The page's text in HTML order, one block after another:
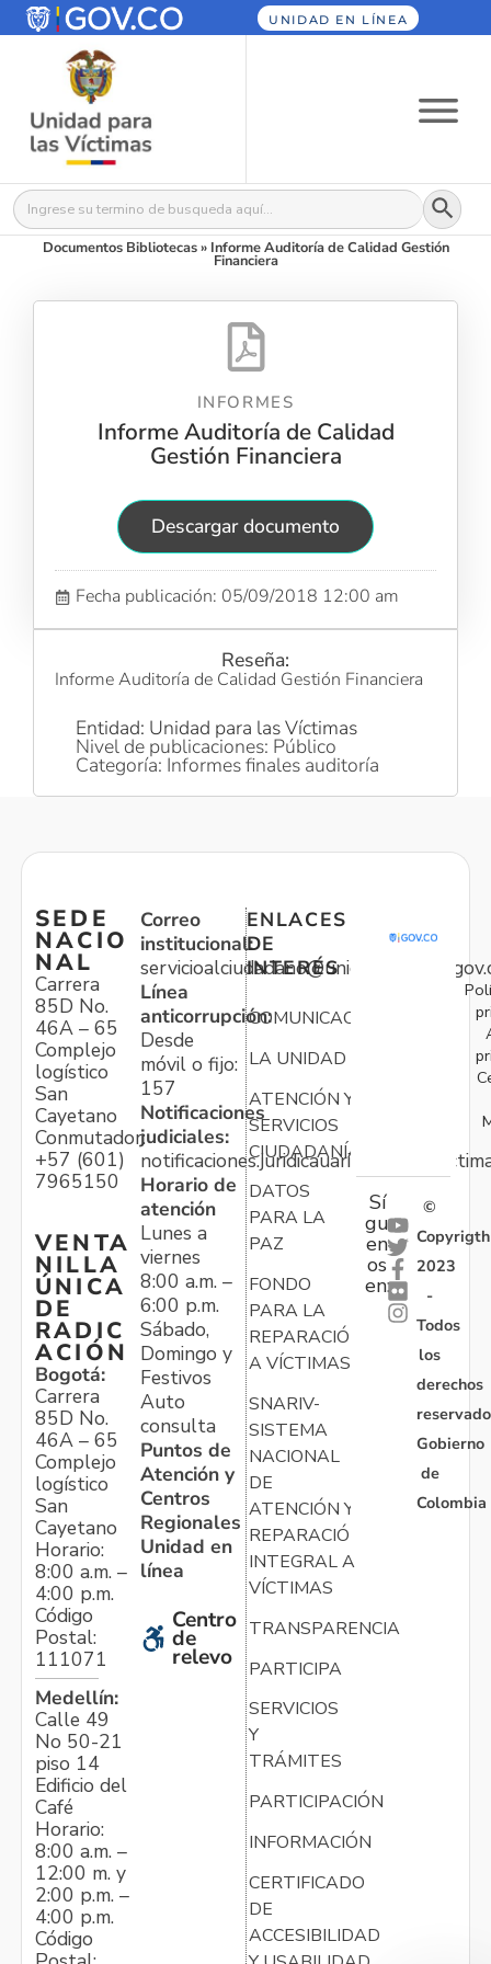
UNIDAD EN LÍNEA
Buscar: Botón
Documentos Bibliotecas» Informe Auditoría de Calidad Gestión
Financiera
INFORMES
Informe Auditoría de Calidad
Gestión Financiera
Descargar documento
Fecha publicación: 05/09/2018 12:00 am
Reseña:
Informe Auditoría de Calidad Gestión Financiera
Entidad: Unidad para las Víctimas
Nivel de publicaciones: Público
Categoría: Informes finales auditoría
SEDE
NACIO
NAL
Carrera
85D No.
46A – 65
Complejo
logístico
San
Cayetano
Conmutador:
+57 (601)
7965150
VENTA
NILLA
ÚNICA
DE
RADIC
ACIÓN
Bogotá:
Carrera
85D No.
46A – 65
Complejo
logístico
San
Cayetano
Horario:
8:00 a.m. –
4:00 p.m.
Código
Postal:
111071
Medellín:
Calle 49
No 50-21
piso 14
Edificio del
Café
Horario:
8:00 a.m. –
12:00 m. y
2:00 p.m. –
4:00 p.m.
Código
Correo
institucional:
Línea
anticorrupción:
Desde
móvil o fijo:
157
Notificaciones
judiciales:
Horario de
atención
Lunes a
viernes
8:00 a.m. –
6:00 p.m.
Sábado,
Domingo y
Festivos
Auto
consulta
Puntos de
Atención y
Centros
Regionales
Unidad en
línea
Centro
de
relevo
ENLACES
DE
INTERÉS
COMUNICACIONES
LA UNIDAD
ATENCIÓN Y
SERVICIOS
CIUDADANÍA
DATOS
PARA LA
PAZ
FONDO
PARA LA
REPARACIÓN
A VÍCTIMAS
SNARIV-
SISTEMA
NACIONAL
DE
ATENCIÓN Y
REPARACIÓN
INTEGRAL A
VÍCTIMAS
TRANSPARENCIA
PARTICIPA
SERVICIOS
Y
TRÁMITES
PARTICIPACIÓN
INFORMACIÓN
CERTIFICADO
DE
ACCESIBILIDAD
Sí
gu
en
os
en:
©
Copyrigth
2023
-
Todos
los
derechos
Gobierno
de
Colombia